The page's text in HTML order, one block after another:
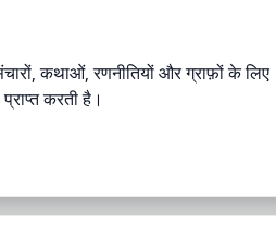
कथाओं, रणनीतियों और ग्राफ़ों के लिए
करती है।